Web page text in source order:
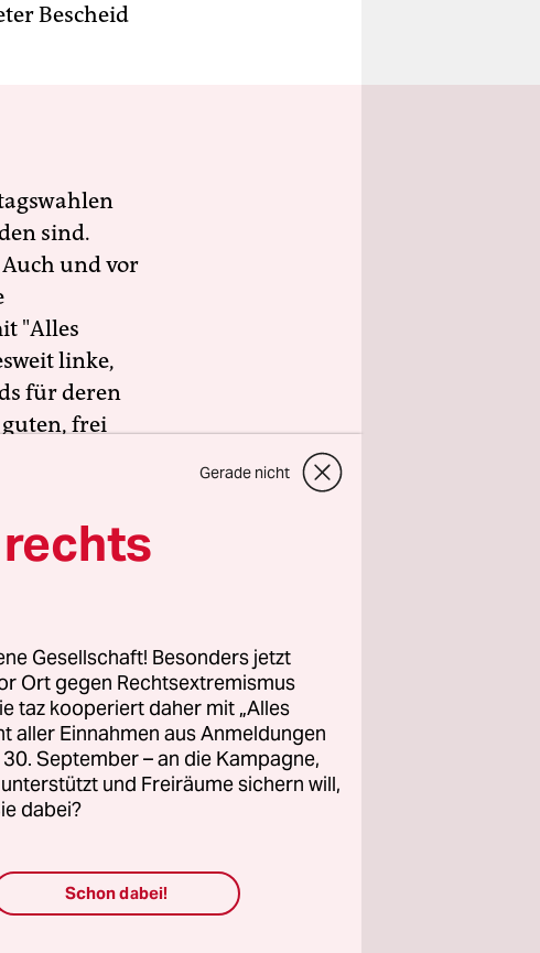
Bescheid
sind.
und vor
"Alles
linke,
für deren
frei
Sie unsere
vom07.01.2017
30
Gerade nicht
Gesellschaft! Besonders jetzt
Ort gegen Rechtsextremismus
taz kooperiert daher mit „Alles
aller Einnahmen aus Anmeldungen
September – an die Kampagne,
und Freiräume sichern will,
dabei?
Schon dabei!